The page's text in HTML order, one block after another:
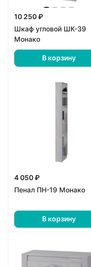
10 250 ₽
Шкаф угловой ШК-39
Монако
В корзину
4 050 ₽
Пенал ПН-19 Монако
В корзину